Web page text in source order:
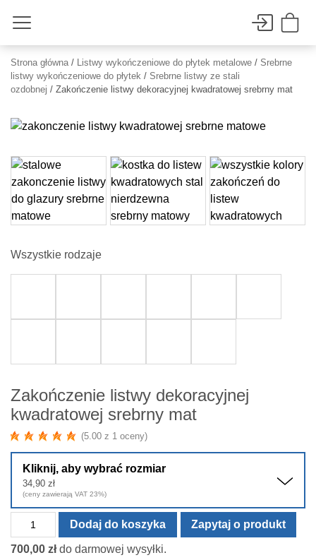
Strona główna/ Listwy wykończeniowe do płytek metalowe / Srebrne
listwy wykończeniowe do płytek / Srebrne listwy ze stali
ozdobnej / Zakończenie listwy dekoracyjnej kwadratowej srebrny mat
Wszystkie rodzaje
Zakończenie listwy dekoracyjnej
kwadratowej srebrny mat
(5.00 z 1 oceny)
Kliknij, aby wybrać rozmiar
34,90 zł
(ceny zawierają VAT 23%)
ilość
Zakończenie
listwy
Dodaj do koszyka Zapytaj o produkt
700,00 złdo darmowej wysyłki.